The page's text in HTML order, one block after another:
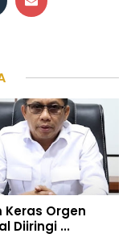
Keras Orgen
Diiringi ...